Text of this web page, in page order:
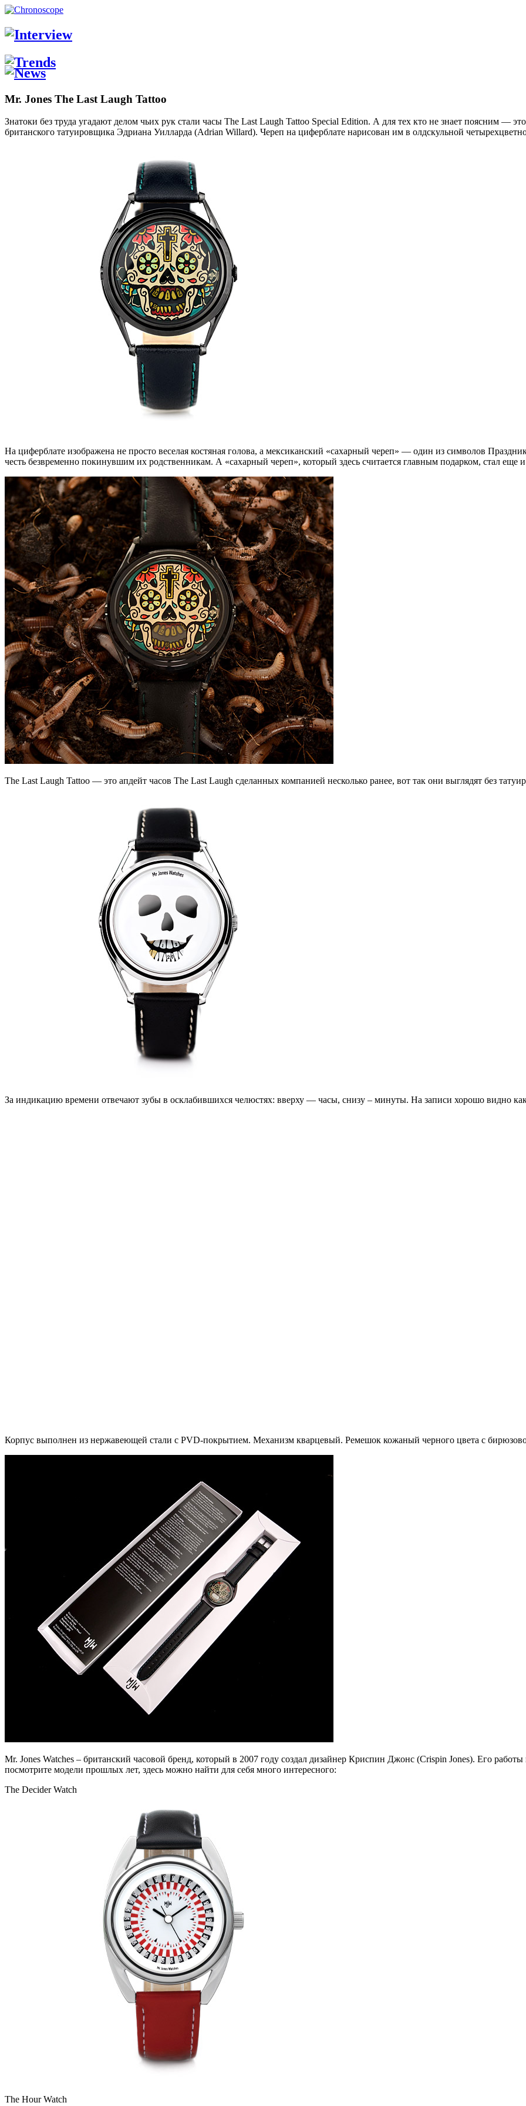
Mr. Jones The Last Laugh Tattoo
Знатоки без труда угадают делом чьих рук стали часы The Last Laugh Tattoo Special Edition. А для тех кто не знает поясним —
британского татуировщика Эдриана Уилларда (Adrian Willard). Череп на циферблате нарисован им в олдскульной
На циферблате изображена не просто веселая костяная голова, а мексиканский «сахарный череп» — один из символов
честь безвременно покинувшим их родственникам. А «сахарный череп», который здесь считается главным подарком, стал
The Last Laugh Tattoo — это апдейт часов The Last Laugh сделанных компанией несколько ранее, вот так они выглядят без
За индикацию времени отвечают зубы в осклабившихся челюстях: вверху — часы, снизу – минуты. На записи хорошо видно
Корпус выполнен из нержавеющей стали с PVD-покрытием. Механизм кварцевый. Ремешок кожаный черного цвета с
Мr. Jones Watches – британский часовой бренд, который в 2007 году создал дизайнер Криспин Джонс (Crispin Jones). Его
посмотрите модели прошлых лет, здесь можно найти для себя много интересного:
The Decider Watch
The Hour Watch